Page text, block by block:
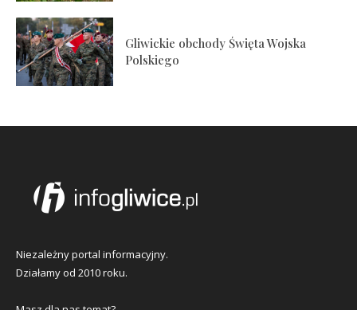
Gliwickie obchody Święta Wojska
Polskiego
Niezależny portal informacyjny.
Działamy od 2010 roku.